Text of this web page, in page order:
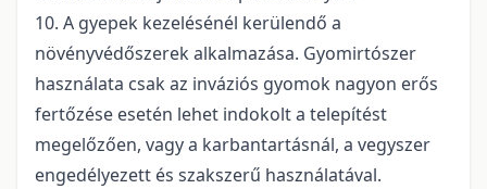
10. A gyepek kezelésénél kerülendő a
növényvédőszerek alkalmazása. Gyomirtószer
használata csak az inváziós gyomok nagyon erős
fertőzése esetén lehet indokolt a telepítést
megelőzően, vagy a karbantartásnál, a vegyszer
engedélyezett és szakszerű használatával.